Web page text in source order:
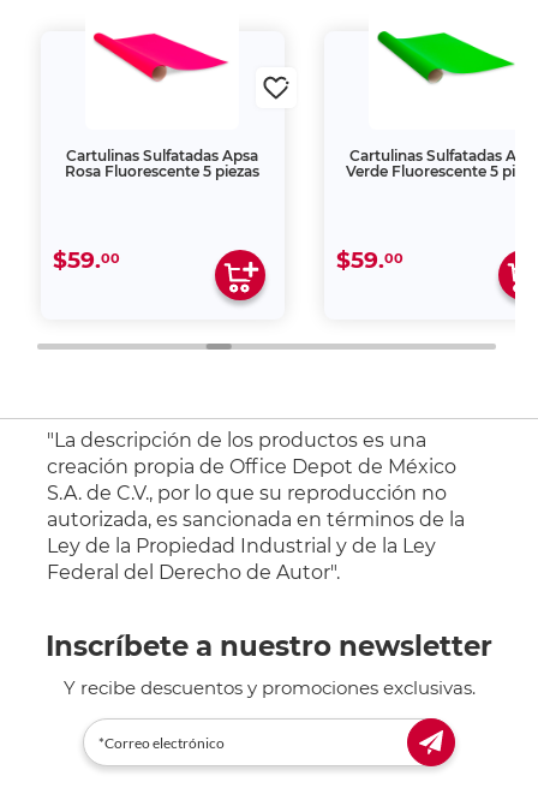
Cartulinas Sulfatadas Apsa
Rosa Fluorescente 5 piezas
$59.00
Cartulinas Sulfatadas
Verde Fluorescente 5
$59.00
"La descripción de los productos es una
creación propia de Office Depot de México
S.A. de C.V., por lo que su reproducción no
autorizada, es sancionada en términos de la
Ley de la Propiedad Industrial y de la Ley
Federal del Derecho de Autor".
Inscríbete a nuestro newsletter
Y recibe descuentos y promociones exclusivas.